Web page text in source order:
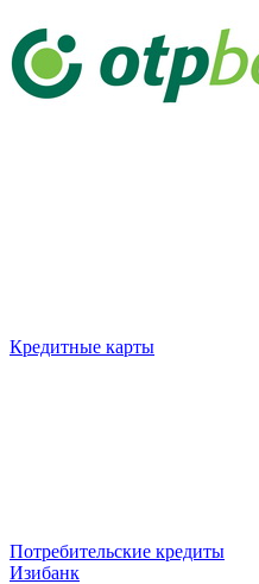
Кредитные карты
Потребительские кредиты
Изибанк